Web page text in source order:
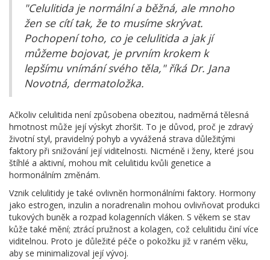
"Celulitida je normální a běžná, ale mnoho
žen se cítí tak, že to musíme skrývat.
Pochopení toho, co je celulitida a jak jí
můžeme bojovat, je prvním krokem k
lepšímu vnímání svého těla," říká Dr. Jana
Novotná, dermatoložka.
Ačkoliv celulitida není způsobena obezitou, nadměrná tělesná
hmotnost může její výskyt zhoršit. To je důvod, proč je zdravý
životní styl, pravidelný pohyb a vyvážená strava důležitými
faktory při snižování její viditelnosti. Nicméně i ženy, které jsou
štíhlé a aktivní, mohou mít celulitidu kvůli genetice a
hormonálním změnám.
Vznik celulitidy je také ovlivněn hormonálními faktory. Hormony
jako estrogen, inzulin a noradrenalin mohou ovlivňovat produkci
tukových buněk a rozpad kolagenních vláken. S věkem se stav
kůže také mění; ztrácí pružnost a kolagen, což celulitidu činí více
viditelnou. Proto je důležité péče o pokožku již v raném věku,
aby se minimalizoval její vývoj.